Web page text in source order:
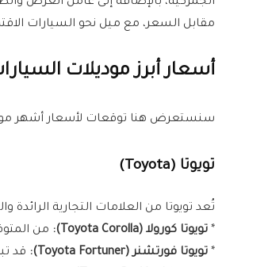
مقابل السعر، مع ميل نحو السيارات
أسعار أبرز موديلات
سنستعرض هنا توقعات لأسعار أشهر
تويوتا (Toyota)
تُعد تويوتا من العلامات التجارية
* تويوتا كورولا (Toyota Corolla):
من المتوقع أن
* تويوتا فورتشنر (Toyota Fortuner):
قد تبدأ أسعارها